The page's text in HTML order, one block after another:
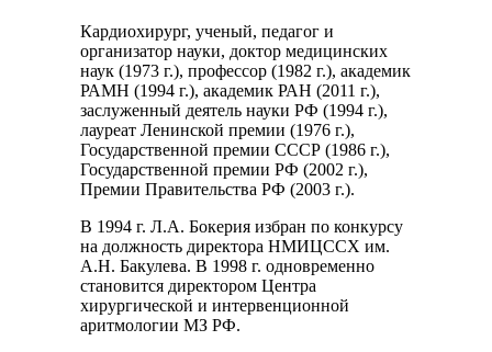
Кардиохирург, ученый, педагог и
организатор науки, доктор медицинских
наук (1973 г.), профессор (1982 г.), академик
РАМН (1994 г.), академик РАН (2011 г.),
заслуженный деятель науки РФ (1994 г.),
лауреат Ленинской премии (1976 г.),
Государственной премии СССР (1986 г.),
Государственной премии РФ (2002 г.),
Премии Правительства РФ (2003 г.).
В 1994 г. Л.А. Бокерия избран по конкурсу
на должность директора НМИЦССХ им.
А.Н. Бакулева. В 1998 г. одновременно
становится директором Центра
хирургической и интервенционной
аритмологии МЗ РФ.